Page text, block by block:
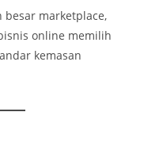
besar marketplace,
online memilih
kemasan